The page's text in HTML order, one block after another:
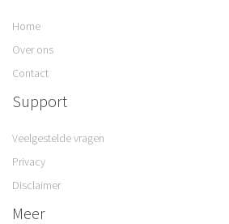
Home
Over ons
Contact
Support
Veelgestelde vragen
Privacy
Disclaimer
Meer